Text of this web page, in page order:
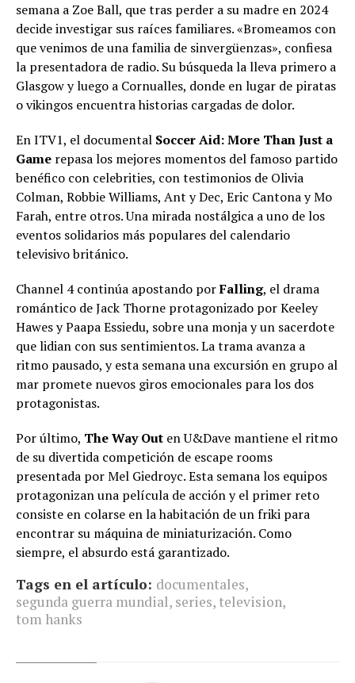
semana a Zoe Ball, que tras perder a su madre en 2024
decide investigar sus raíces familiares. «Bromeamos con
que venimos de una familia de sinvergüenzas», confiesa
la presentadora de radio. Su búsqueda la lleva primero a
Glasgow y luego a Cornualles, donde en lugar de piratas
o vikingos encuentra historias cargadas de dolor.
En ITV1, el documental Soccer Aid: More Than Just a
Game repasa los mejores momentos del famoso partido
benéfico con celebrities, con testimonios de Olivia
Colman, Robbie Williams, Ant y Dec, Eric Cantona y Mo
Farah, entre otros. Una mirada nostálgica a uno de los
eventos solidarios más populares del calendario
televisivo británico.
Channel 4 continúa apostando porFalling, el drama
romántico de Jack Thorne protagonizado por Keeley
Hawes y Paapa Essiedu, sobre una monja y un sacerdote
que lidian con sus sentimientos. La trama avanza a
ritmo pausado, y esta semana una excursión en grupo al
mar promete nuevos giros emocionales para los dos
protagonistas.
Por último, The Way Out en U&Dave mantiene el ritmo
de su divertida competición de escape rooms
presentada por Mel Giedroyc. Esta semana los equipos
protagonizan una película de acción y el primer reto
consiste en colarse en la habitación de un friki para
encontrar su máquina de miniaturización. Como
siempre, el absurdo está garantizado.
Tags en el artículo: documentales,
segunda guerra mundial, series, television,
tom hanks